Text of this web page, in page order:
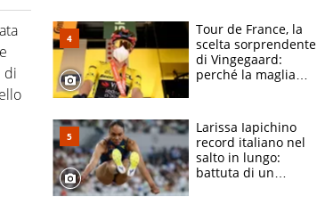
di
compagni
Tour de France, la
scelta sorprendente
di Vingegaard:
perché la maglia
rischio da evitare
Larissa Iapichino
record italiano nel
salto in lungo:
battuta di un